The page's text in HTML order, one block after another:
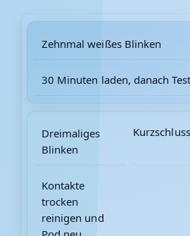
Zehnmal weißes Blinken
30 Minuten laden, danach
Dreimaliges
Blinken
Kontakte
trocken
reinigen und